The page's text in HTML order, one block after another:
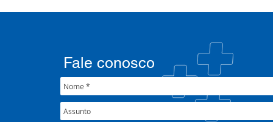
formação sobre saúde
crise climática
SETEC,
CIB/RS
Fale conosco